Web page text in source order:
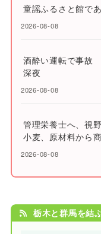
童謡ふるさと館で
2026-08-08
酒酔い運転で事故
深夜
2026-08-08
管理栄養士へ、視
小麦、原材料から
2026-08-08
栃木と群馬を結